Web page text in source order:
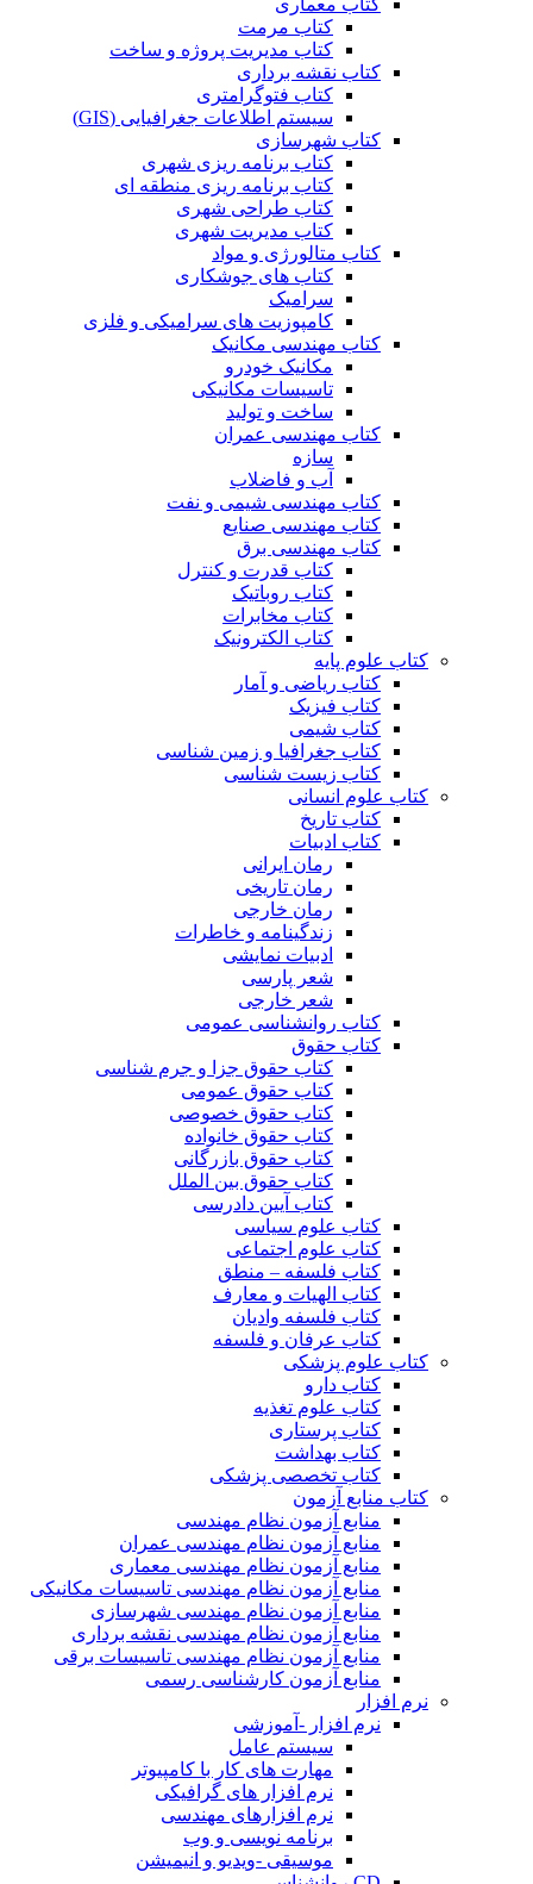
کتاب مرمت
کتاب مدیریت پروژه و ساخت
کتاب نقشه برداری
کتاب فتوگرامتری
سیستم اطلاعات جغرافیایی (GIS)
کتاب شهرسازی
کتاب برنامه ریزی شهری
کتاب برنامه ریزی منطقه ای
کتاب طراحی شهری
کتاب مدیریت شهری
کتاب متالورژی و مواد
کتاب های جوشکاری
سرامیک
کامپوزیت های سرامیکی و فلزی
کتاب مهندسی مکانیک
مکانیک خودرو
تاسیسات مکانیکی
ساخت و تولید
کتاب مهندسی عمران
سازه
آب و فاضلاب
کتاب مهندسی شیمی و نفت
کتاب مهندسی صنایع
کتاب مهندسی برق
کتاب قدرت و کنترل
کتاب روباتیک
کتاب مخابرات
کتاب الکترونیک
کتاب علوم پایه
کتاب ریاضی و آمار
کتاب فیزیک
کتاب شیمی
کتاب جغرافیا و زمین شناسی
کتاب زیست شناسی
کتاب علوم انسانی
کتاب تاریخ
کتاب ادبیات
رمان ایرانی
رمان تاریخی
رمان خارجی
زندگینامه و خاطرات
ادبیات نمایشی
شعر پارسی
شعر خارجی
کتاب روانشناسی عمومی
کتاب حقوق
کتاب حقوق جزا و جرم شناسی
کتاب حقوق عمومی
کتاب حقوق خصوصی
کتاب حقوق خانواده
کتاب حقوق بازرگانی
کتاب حقوق بین الملل
کتاب آیین دادرسی
کتاب علوم سیاسی
کتاب علوم اجتماعی
کتاب فلسفه – منطق
کتاب الهیات و معارف
کتاب فلسفه وادیان
کتاب عرفان و فلسفه
کتاب علوم پزشکی
کتاب دارو
کتاب علوم تغذیه
کتاب پرستاری
کتاب بهداشت
کتاب تخصصی پزشکی
کتاب منابع آزمون
منابع آزمون نظام مهندسی
منابع آزمون نظام مهندسی عمران
منابع آزمون نظام مهندسی معماری
منابع آزمون نظام مهندسی تاسیسات مکانیکی
منابع آزمون نظام مهندسی شهرسازی
منابع آزمون نظام مهندسی نقشه برداری
منابع آزمون نظام مهندسی تاسیسات برقی
منابع آزمون کارشناسی رسمی
نرم افزار
نرم افزار -آموزشی
سیستم عامل
مهارت های کار با کامپیوتر
نرم افزار های گرافیکی
نرم افزارهای مهندسی
برنامه نویسی و وب
موسیقی -ویدیو و انیمیشن